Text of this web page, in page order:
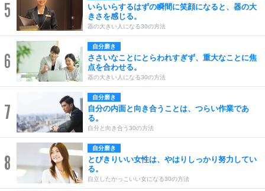
5
いらいらするはずの瞬間に笑顔になると、器の大
きさを感じる。
器の大きい人になる30の方法
6
自分磨き
ささいなことにとらわれすぎず、重大なことに焦
点を合わせる。
器の大きい人になる30の方法
7
自分磨き
自分の内面と向き合うことは、つらい作業であ
る。
自分と向き合う30の方法
8
自分磨き
とびきりいい女性は、やはりしっかり努力してい
る。
自立したかっこいい女になる30の方法